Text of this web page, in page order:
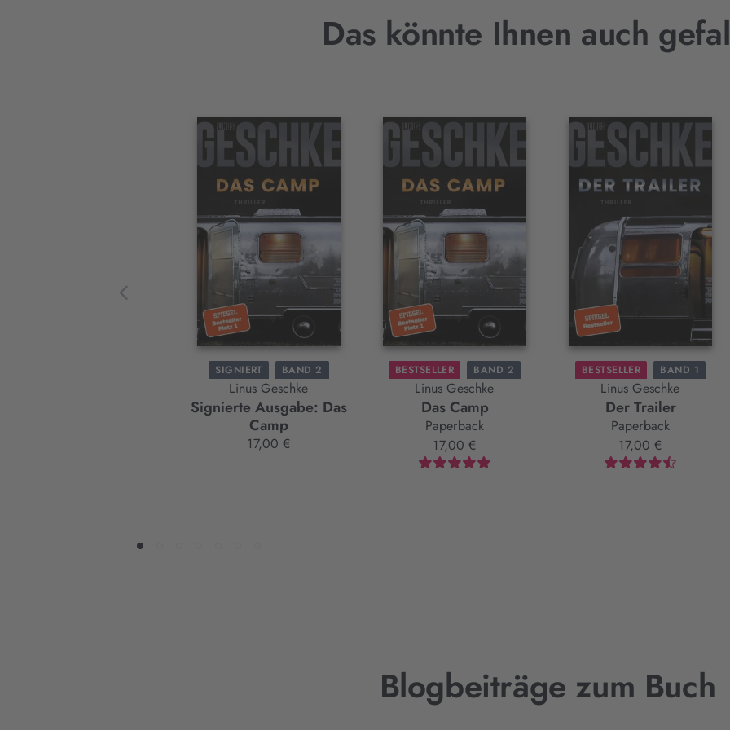
Das könnte Ihnen auch
Interaktives
Element
SIGNIERT BAND 2
Linus Geschke
Signierte Ausgabe: Das
Camp
17,00 €
BESTSELLER BAND 2
Linus Geschke
Das Camp
Paperback
17,00 €
BESTSELLER BAND 1
Linus Geschke
Der Trailer
Paperback
17,00 €
Blogbeiträge zum Buch